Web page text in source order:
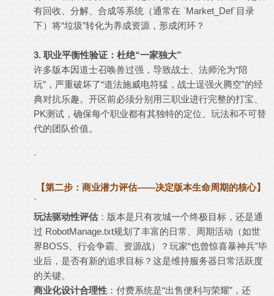
有回收、分解、合成等系统（通常在 `Market_Def`目录
下）将“垃圾”转化为养成资源，形成闭环？
3. 职业平衡性验证：杜绝“一家独大”
许多版本因道士召唤兽过强，导致战士、法师沦为“陪
玩”，严重破坏了“道法施威电符猛，战士逞强火腾空”的经
典对抗乐趣。开区前必须分别用三职业进行完整的打宝、
PK测试，确保每个职业都有其独特的定位、玩法和不可替
代的团队价值。
`
【第二步：商业潜力评估——决定版本生命周期的核心】
`
玩法驱动性评估 ：版本是只有攻城一个终极目标，还是通
过 RobotManage.txt规划了丰富的日常、周期活动（如世
界BOSS、行会争霸、资源战）？玩家“也曾惊喜暴神兵”毕
业后，是否有新的追求目标？这是维持服务器日常活跃度
的关键。
商业化设计合理性 ：付费系统是“出售便利与荣耀”，还